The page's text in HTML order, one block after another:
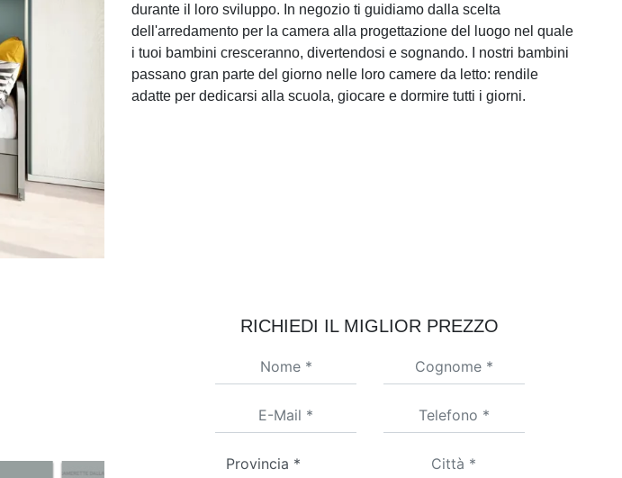
durante il loro sviluppo. In negozio ti guidiamo dalla scelta
dell'arredamento per la camera alla progettazione del luogo nel quale
i tuoi bambini cresceranno, divertendosi e sognando. I nostri bambini
passano gran parte del giorno nelle loro camere da letto: rendile
adatte per dedicarsi alla scuola, giocare e dormire tutti i giorni.
RICHIEDI IL MIGLIOR PREZZO